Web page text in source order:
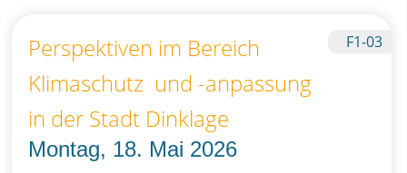
F1-03
Perspektiven im Bereich
Klimaschutz und -anpassung
in der Stadt Dinklage
Montag, 18. Mai 2026